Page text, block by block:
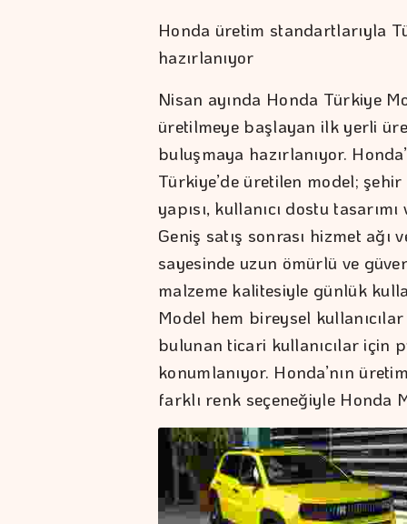
Honda üretim standartlarıyla
hazırlanıyor
Nisan ayında Honda Türkiye
üretilmeye başlayan ilk yerli
buluşmaya hazırlanıyor.
Türkiye’de üretilen model;
yapısı, kullanıcı dostu
Geniş satış sonrası hizmet
sayesinde uzun ömürlü ve
malzeme kalitesiyle günlük
Model hem bireysel
bulunan ticari kullanıcılar için
konumlanıyor. Honda’nın
farklı renk seçeneğiyle Honda